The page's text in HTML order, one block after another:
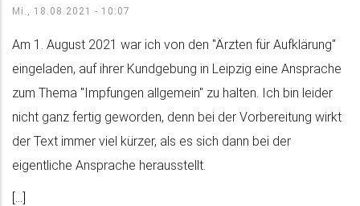
Mi., 18.08.2021 - 10:07
Am 1. August 2021 war ich von den "Ärzten für Aufklärung"
eingeladen, auf ihrer Kundgebung in Leipzig eine Ansprache
zum Thema "Impfungen allgemein" zu halten. Ich bin leider
nicht ganz fertig geworden, denn bei der Vorbereitung wirkt
der Text immer viel kürzer, als es sich dann bei der
eigentliche Ansprache herausstellt.
[...]